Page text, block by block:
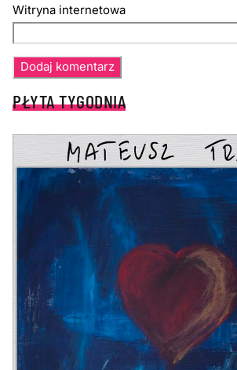
Witryna internetowa
PŁYTA TYGODNIA